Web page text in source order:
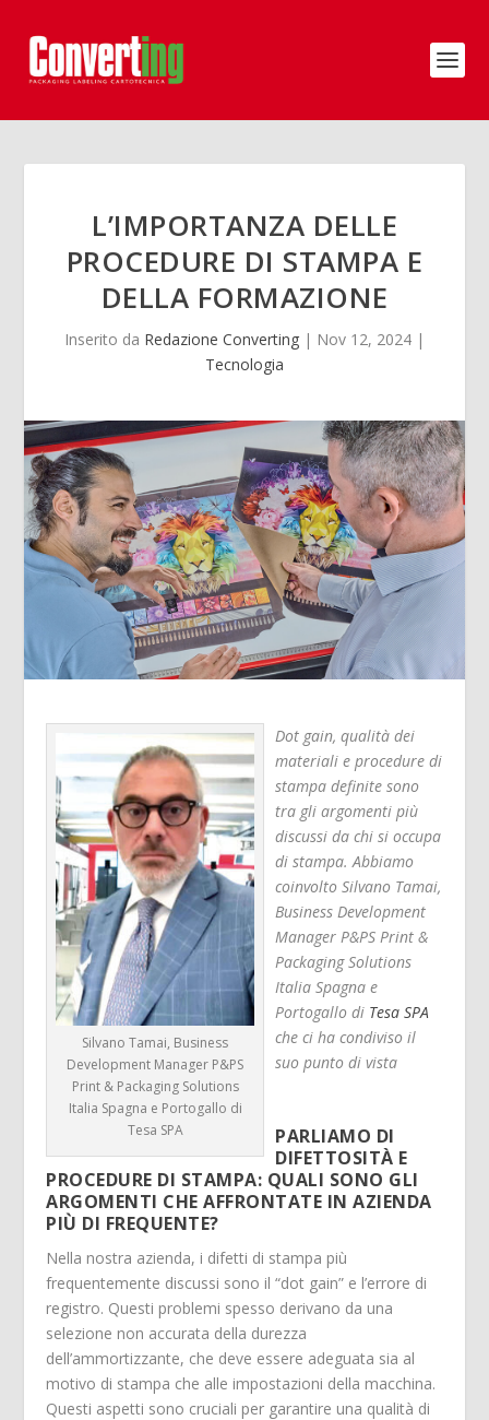
L’IMPORTANZA DELLE
PROCEDURE DI STAMPA E
DELLA FORMAZIONE
Inserito da Redazione Converting | Nov 12, 2024 |
Tecnologia
Silvano Tamai, Business
Development Manager P&PS
Print & Packaging Solutions
Italia Spagna e Portogallo di
Tesa SPA
Dot gain, qualità dei
materiali e procedure di
stampa definite sono
tra gli argomenti più
discussi da chi si occupa
di stampa. Abbiamo
coinvolto Silvano Tamai,
Business Development
Manager P&PS Print &
Packaging Solutions
Italia Spagna e
Portogallo di Tesa SPA
che ci ha condiviso il
suo punto di vista
PARLIAMO DI
DIFETTOSITÀ E
PROCEDURE DI STAMPA: QUALI SONO GLI
ARGOMENTI CHE AFFRONTATE IN AZIENDA
PIÙ DI FREQUENTE?
Nella nostra azienda, i difetti di stampa più
frequentemente discussi sono il “dot gain” e l’errore di
registro. Questi problemi spesso derivano da una
selezione non accurata della durezza
dell’ammortizzante, che deve essere adeguata sia al
motivo di stampa che alle impostazioni della macchina.
Questi aspetti sono cruciali per garantire una qualità di